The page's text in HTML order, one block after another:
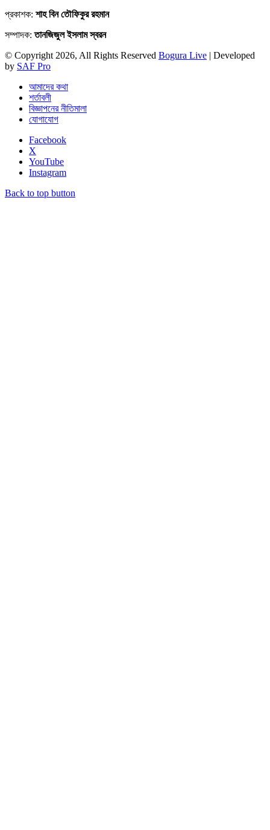
প্রকাশক: শাহ বিন তৌফিকুর রহমান
সম্পাদক:তানজিজুল ইসলাম স্বরন
© Copyright 2026, All Rights Reserved Bogura Live | Developed
by SAF Pro
আমাদের কথা
শর্তাবলী
বিজ্ঞাপনের নীতিমালা
যোগাযোগ
Facebook
X
YouTube
Instagram
Back to top button